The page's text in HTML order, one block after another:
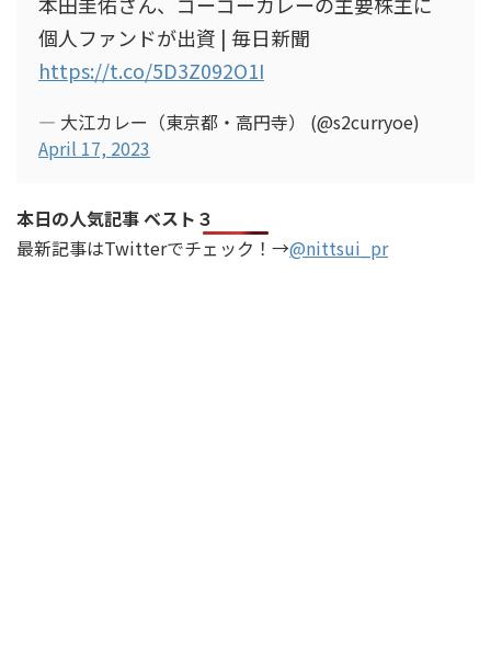
個人ファンドが出資 | 毎日新聞
https://t.co/5D3Z092O1I
— 大江カレー（東京都・高円寺） (@s2curryoe)
April 17, 2023
本日の人気記事 ベスト３
最新記事はTwitterでチェック！→@nittsui_pr